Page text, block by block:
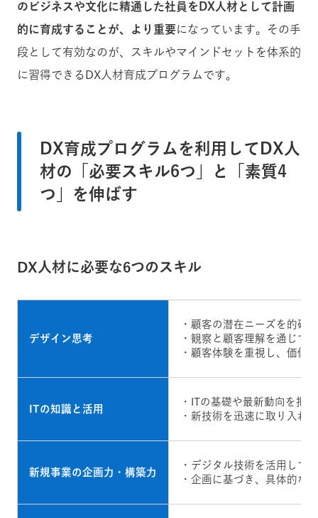
のビジネスや文化に精通した社員をDX人材として計画
的に育成することが、より重要になっています。その手
段として有効なのが、スキルやマインドセットを体系的
に習得できるDX人材育成プログラムです。
DX育成プログラムを利用してDX人
材の「必要スキル6つ」と「素質4
つ」を伸ばす
DX人材に必要な6つのスキル
デザイン思考
・顧客の潜在ニーズを的確
・観察と顧客理解を通じて
・顧客体験を重視し、価値
ITの知識と活用
・ITの基礎や最新動向を把
・新技術を迅速に取り入れ
新規事業の企画力・構築力
・デジタル技術を活用して
・企画に基づき、具体的な